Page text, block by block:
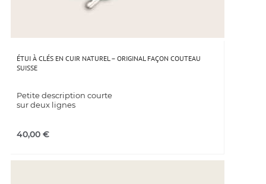
ÉTUI À CLÉS EN CUIR NATUREL – ORIGINAL FAÇON COUTEAU
SUISSE
Petite description courte
sur deux lignes
40,00 €